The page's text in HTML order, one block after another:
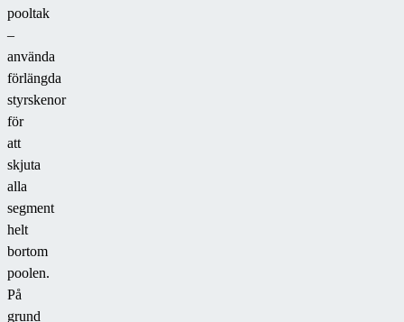
pooltak
–
använda
förlängda
styrskenor
för
att
skjuta
alla
segment
helt
bortom
poolen.
På
grund